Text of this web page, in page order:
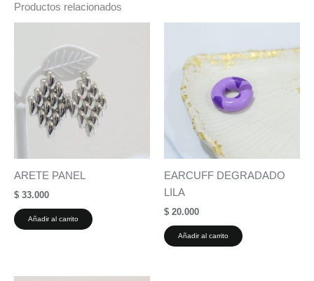
Productos relacionados
ARETE PANEL
$ 33.000
Añadir al carrito
EARCUFF DEGRADADO
LILA
$ 20.000
Añadir al carrito